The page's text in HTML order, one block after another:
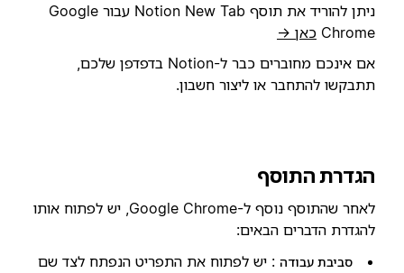
ניתן להוריד את תוסף Notion New Tab עבור Google
Chrome כאן →
אם אינכם מחוברים כבר ל-Notion בדפדפן שלכם,
תתבקשו להתחבר או ליצור חשבון.
הגדרת התוסף
לאחר שהתוסף נוסף ל-Google Chrome, יש לפתוח אותו
להגדרת הדברים הבאים:
סביבת עבודה : יש לפתוח את התפריט הנפתח לצד שם